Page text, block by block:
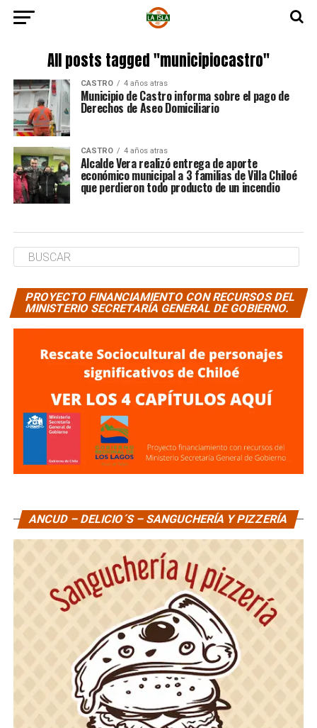
All posts tagged "municipiocastro"
CASTRO 4 años atras
Municipio de Castro informa sobre el pago de
Derechos de Aseo Domiciliario
CASTRO 4 años atras
Alcalde Vera realizó entrega de aporte
económico municipal a 3 familias de Villa Chiloé
que perdieron todo producto de un incendio
PROYECTO FINANCIAMIENTO CON RECURSOS DEL
MINISTERIO SECRETARÍA GENERAL DE GOBIERNO.
ANCUD – DELICIO´S – SANGUCHERÍA Y PIZZERÍA